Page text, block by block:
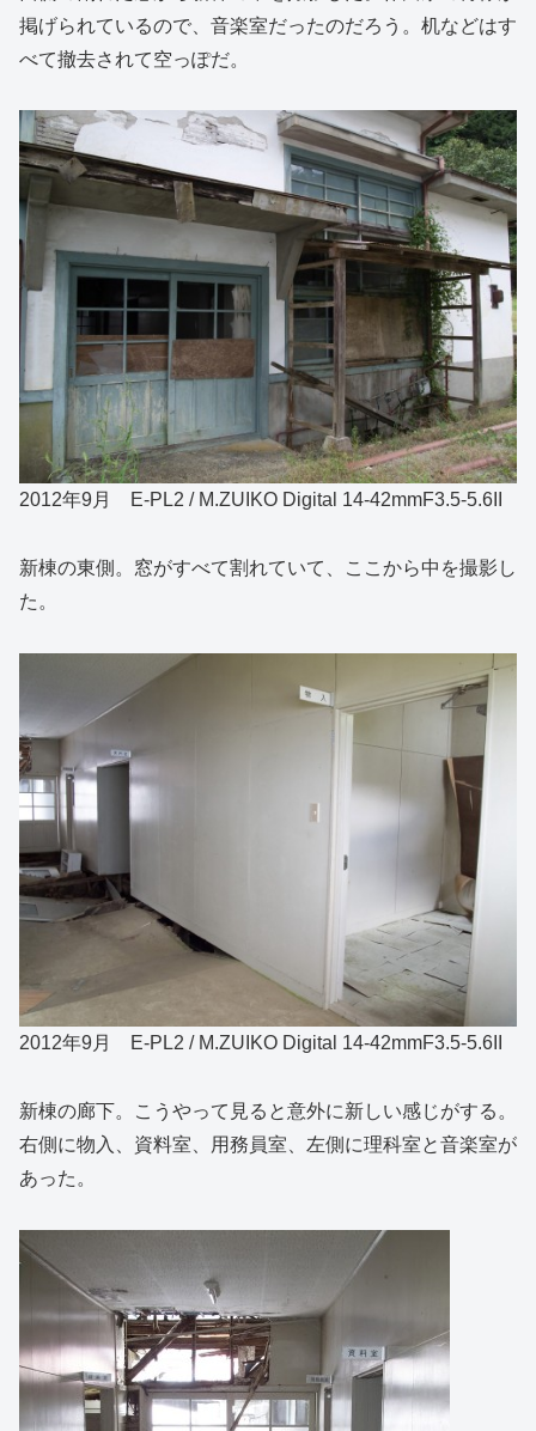
掲げられているので、音楽室だったのだろう。机などはす
べて撤去されて空っぽだ。
2012年9月 E-PL2 / M.ZUIKO Digital 14-42mmF3.5-5.6II
新棟の東側。窓がすべて割れていて、ここから中を撮影し
た。
2012年9月 E-PL2 / M.ZUIKO Digital 14-42mmF3.5-5.6II
新棟の廊下。こうやって見ると意外に新しい感じがする。
右側に物入、資料室、用務員室、左側に理科室と音楽室が
あった。